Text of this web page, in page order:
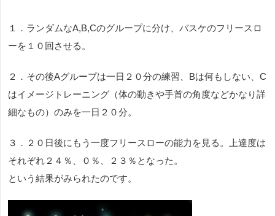
１．ランダムなA,B,Cのグループに分け、バスケのフリースロ
ーを１０回させる。
２．その後Aグループは一日２０分の練習、Bは何もしない、C
はイメージトレーニング（体の動きや手首の角度などかなり詳
細なもの）のみを一日２０分。
３．２０日後にもう一度フリースローの能力を見る。上達度は
それぞれ２４％、０％、２３％となった。
という結果がみられたのです。